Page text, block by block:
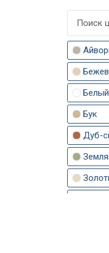
Белый
Бук
Дуб-